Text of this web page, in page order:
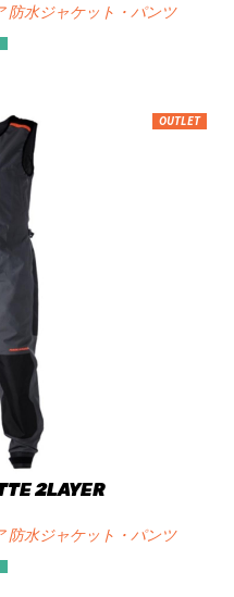
防水ジャケット・パンツ
OUTLET
2LAYER
防水ジャケット・パンツ